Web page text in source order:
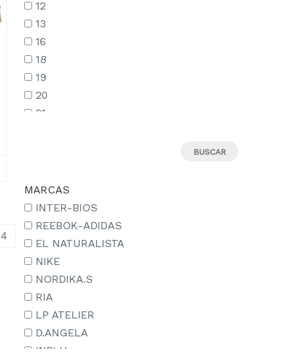
4
12
13
16
18
19
20
21
25
26
27
27-
28
29
29-
30
31
31M
MARCAS
INTER-BIOS
REEBOK-ADIDAS
EL NATURALISTA
NIKE
NORDIKA.S
RIA
LP ATELIER
D.ANGELA
INBLU